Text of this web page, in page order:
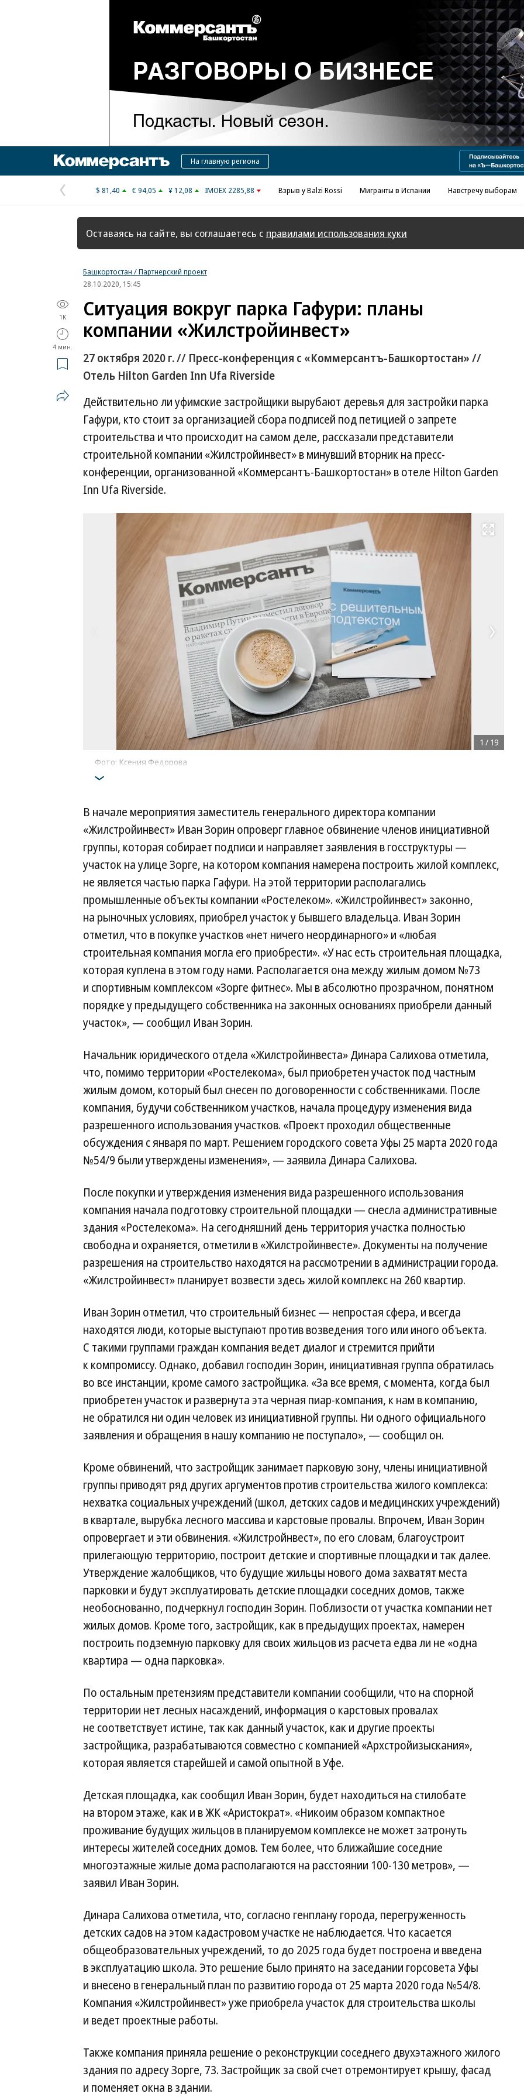
Реклама в «Ъ» www.kommersant.ru/ad
КоммерсантъНа главную региона
Предыдущая
страница
$ 81,40 € 94,05 ¥ 12,08 IMOEX 2285,88 Взрыв у Balzi Rossi Мигранты в Испании Навстречу выборам
Оставаясь на сайте, вы соглашаетесь с правилами использования куки
Башкортостан / Партнерский проект
28.10.2020, 15:45
1K
4 мин.
Ситуация вокруг парка Гафури: планы
компании «Жилстройинвест»
27 октября 2020 г. // Пресс-конференция с «Коммерсантъ-Башкортостан» //
Отель Hilton Garden Inn Ufa Riverside
Действительно ли уфимские застройщики вырубают деревья для застройки парка
Гафури, кто стоит за организацией сбора подписей под петицией о запрете
строительства и что происходит на самом деле, рассказали представители
строительной компании «Жилстройинвест» в минувший вторник на пресс-
конференции, организованной «Коммерсантъ-Башкортостан» в отеле Hilton Garden
Inn Ufa Riverside.
Развернуть на весь экран
Фото: Ксения Федорова
1 / 19
В начале мероприятия заместитель генерального директора компании
«Жилстройинвест» Иван Зорин опроверг главное обвинение членов инициативной
группы, которая собирает подписи и направляет заявления в госструктуры —
участок на улице Зорге, на котором компания намерена построить жилой комплекс,
не является частью парка Гафури. На этой территории располагались
промышленные объекты компании «Ростелеком». «Жилстройинвест» законно,
на рыночных условиях, приобрел участок у бывшего владельца. Иван Зорин
отметил, что в покупке участков «нет ничего неординарного» и «любая
строительная компания могла его приобрести». «У нас есть строительная площадка,
которая куплена в этом году нами. Располагается она между жилым домом №73
и спортивным комплексом «Зорге фитнес». Мы в абсолютно прозрачном, понятном
порядке у предыдущего собственника на законных основаниях приобрели данный
участок», — сообщил Иван Зорин.
Начальник юридического отдела «Жилстройинвеста» Динара Салихова отметила,
что, помимо территории «Ростелекома», был приобретен участок под частным
жилым домом, который был снесен по договоренности с собственниками. После
компания, будучи собственником участков, начала процедуру изменения вида
разрешенного использования участков. «Проект проходил общественные
обсуждения с января по март. Решением городского совета Уфы 25 марта 2020 года
№54/9 были утверждены изменения», — заявила Динара Салихова.
После покупки и утверждения изменения вида разрешенного использования
компания начала подготовку строительной площадки — снесла административные
здания «Ростелекома». На сегодняшний день территория участка полностью
свободна и охраняется, отметили в «Жилстройинвесте». Документы на получение
разрешения на строительство находятся на рассмотрении в администрации города.
«Жилстройинвест» планирует возвести здесь жилой комплекс на 260 квартир.
Иван Зорин отметил, что строительный бизнес — непростая сфера, и всегда
находятся люди, которые выступают против возведения того или иного объекта.
С такими группами граждан компания ведет диалог и стремится прийти
к компромиссу. Однако, добавил господин Зорин, инициативная группа обратилась
во все инстанции, кроме самого застройщика. «За все время, с момента, когда был
приобретен участок и развернута эта черная пиар-компания, к нам в компанию,
не обратился ни один человек из инициативной группы. Ни одного официального
заявления и обращения в нашу компанию не поступало», — сообщил он.
Кроме обвинений, что застройщик занимает парковую зону, члены инициативной
группы приводят ряд других аргументов против строительства жилого комплекса:
нехватка социальных учреждений (школ, детских садов и медицинских учреждений)
в квартале, вырубка лесного массива и карстовые провалы. Впрочем, Иван Зорин
опровергает и эти обвинения. «Жилстройнвест», по его словам, благоустроит
прилегающую территорию, построит детские и спортивные площадки и так далее.
Утверждение жалобщиков, что будущие жильцы нового дома захватят места
парковки и будут эксплуатировать детские площадки соседних домов, также
необоснованно, подчеркнул господин Зорин. Поблизости от участка компании нет
жилых домов. Кроме того, застройщик, как в предыдущих проектах, намерен
построить подземную парковку для своих жильцов из расчета едва ли не «одна
квартира — одна парковка».
По остальным претензиям представители компании сообщили, что на спорной
территории нет лесных насаждений, информация о карстовых провалах
не соответствует истине, так как данный участок, как и другие проекты
застройщика, разрабатываются совместно с компанией «Архстройизыскания»,
которая является старейшей и самой опытной в Уфе.
Детская площадка, как сообщил Иван Зорин, будет находиться на стилобате
на втором этаже, как и в ЖК «Аристократ». «Никоим образом компактное
проживание будущих жильцов в планируемом комплексе не может затронуть
интересы жителей соседних домов. Тем более, что ближайшие соседние
многоэтажные жилые дома располагаются на расстоянии 100-130 метров», —
заявил Иван Зорин.
Динара Салихова отметила, что, согласно генплану города, перегруженность
детских садов на этом кадастровом участке не наблюдается. Что касается
общеобразовательных учреждений, то до 2025 года будет построена и введена
в эксплуатацию школа. Это решение было принято на заседании горсовета Уфы
и внесено в генеральный план по развитию города от 25 марта 2020 года №54/8.
Компания «Жилстройинвест» уже приобрела участок для строительства школы
и ведет проектные работы.
Также компания приняла решение о реконструкции соседнего двухэтажного жилого
здания по адресу Зорге, 73. Застройщик за свой счет отремонтирует крышу, фасад
и поменяет окна в здании.